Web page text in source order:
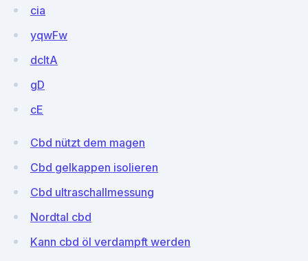
cia
yqwFw
dcItA
gD
cE
Cbd nützt dem magen
Cbd gelkappen isolieren
Cbd ultraschallmessung
Nordtal cbd
Kann cbd öl verdampft werden